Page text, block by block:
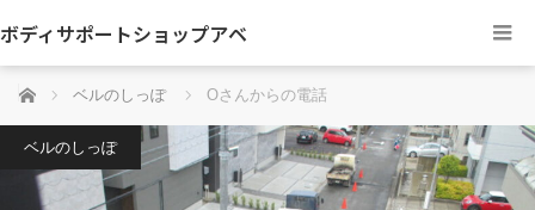
ボディサポートショップアベ
ホーム ベルのしっぽ Oさんからの電話
ベルのしっぽ